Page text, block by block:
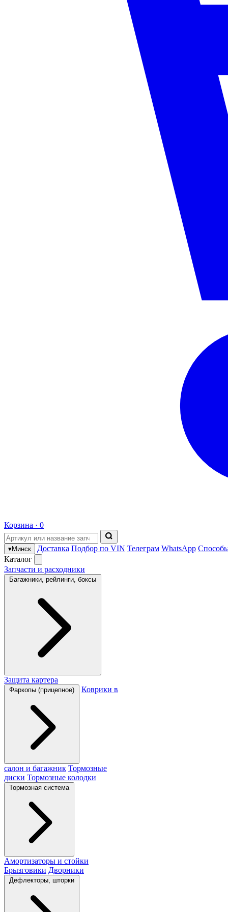
Корзина · 0
▾Минск Доставка Подбор по VIN Телеграм WhatsApp
Каталог
Запчасти и расходники
Багажники, рейлинги, боксы
Защита картера
Фаркопы (прицепное) Коврики в
салон и багажник Тормозные
диски Тормозные колодки
Тормозная система
Амортизаторы и стойки
Брызговики Дворники
Дефлекторы, шторки